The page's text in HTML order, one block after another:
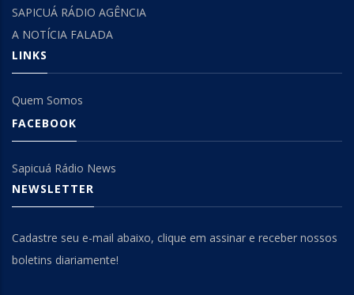
SAPICUÁ RÁDIO AGÊNCIA
A NOTÍCIA FALADA
LINKS
Quem Somos
FACEBOOK
Sapicuá Rádio News
NEWSLETTER
Cadastre seu e-mail abaixo, clique em assinar e receber nossos
boletins diariamente!